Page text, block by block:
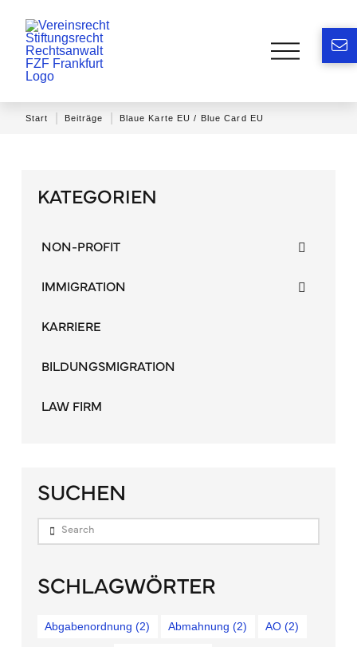
Start Beiträge Blaue Karte EU / Blue Card EU
KATEGORIEN
NON-PROFIT
IMMIGRATION
KARRIERE
BILDUNGSMIGRATION
LAW FIRM
SUCHEN
Search
SCHLAGWÖRTER
Abgabenordnung (2) Abmahnung (2) AO (2)